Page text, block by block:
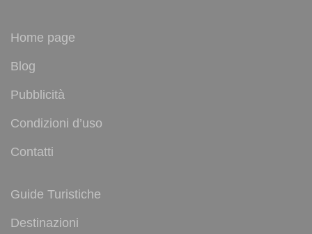
Home page
Blog
Pubblicità
Condizioni d’uso
Contatti
Guide Turistiche
Destinazioni